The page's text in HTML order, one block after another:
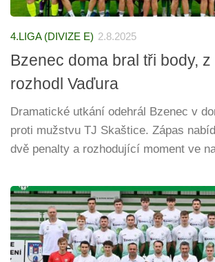
4.LIGA (DIVIZE E) 2.8.2025
Bzenec doma bral tři body,
rozhodl Vaďura
Dramatické utkání odehrál Bzenec v
proti mužstvu TJ Skaštice. Zápas
dvě penalty a rozhodující moment ve